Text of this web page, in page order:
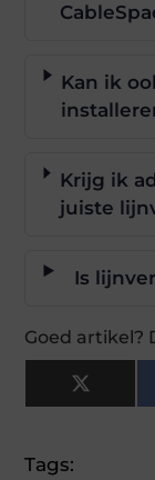
Kan ik
Krijg ik
juiste
Is
Goed artikel?
X
Tags: